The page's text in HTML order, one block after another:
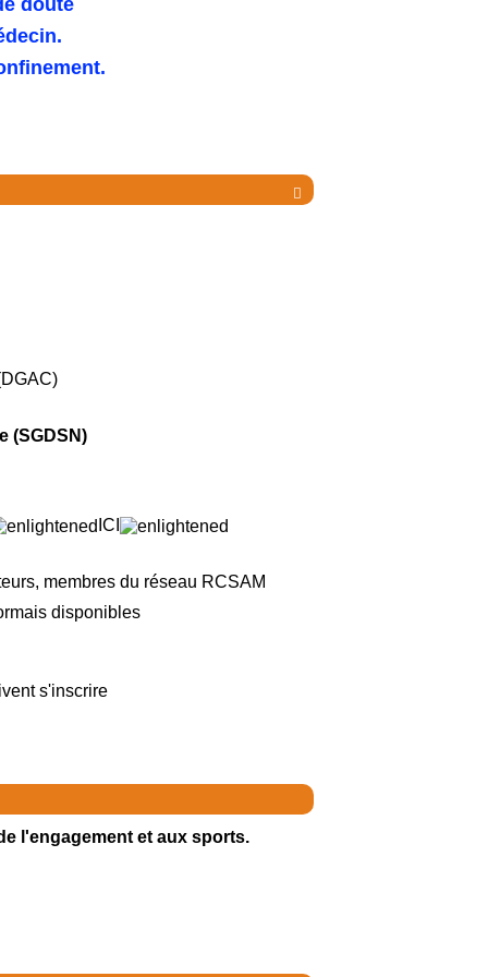
doute

(SGDSN)
ICI
membres du réseau RCSAM
disponibles
s'inscrire
l'engagement et aux sports.